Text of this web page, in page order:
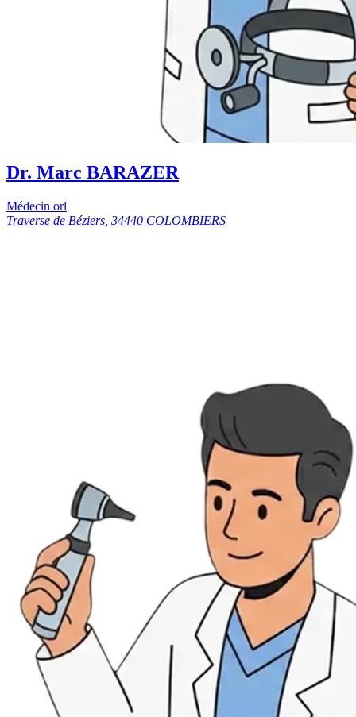
Dr. Marc BARAZER
Médecin orl
Traverse de Béziers, 34440 COLOMBIERS